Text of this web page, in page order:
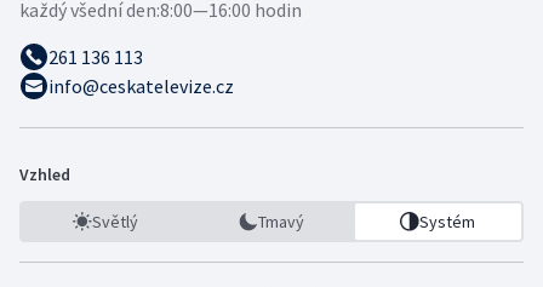
každý všední den:8:00—16:00 hodin
261 136 113
info@ceskatelevize.cz
Vzhled
Světlý Tmavý Systém